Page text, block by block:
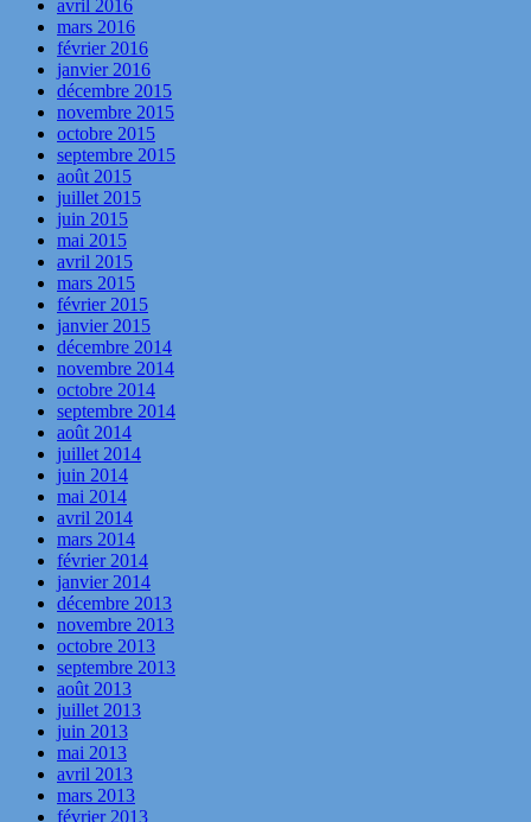
avril 2016
mars 2016
février 2016
janvier 2016
décembre 2015
novembre 2015
octobre 2015
septembre 2015
août 2015
juillet 2015
juin 2015
mai 2015
avril 2015
mars 2015
février 2015
janvier 2015
décembre 2014
novembre 2014
octobre 2014
septembre 2014
août 2014
juillet 2014
juin 2014
mai 2014
avril 2014
mars 2014
février 2014
janvier 2014
décembre 2013
novembre 2013
octobre 2013
septembre 2013
août 2013
juillet 2013
juin 2013
mai 2013
avril 2013
mars 2013
février 2013